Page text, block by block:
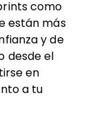
como
están más
y de
desde el
en
a tu